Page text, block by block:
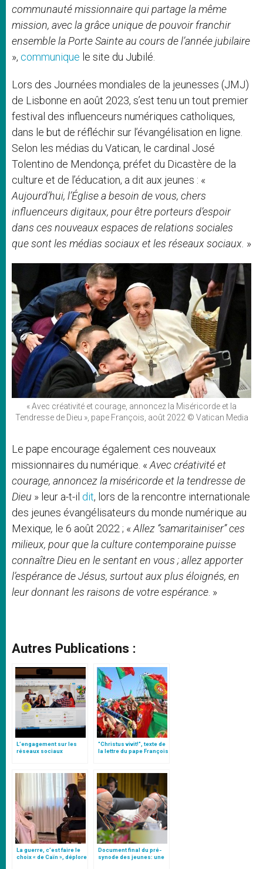
communauté missionnaire qui partage la même
mission, avec la grâce unique de pouvoir franchir
ensemble la Porte Sainte au cours de l’année jubilaire
», communique le site du Jubilé.
Lors des Journées mondiales de la jeunesses (JMJ)
de Lisbonne en août 2023, s’est tenu un tout premier
festival des influenceurs numériques catholiques,
dans le but de réfléchir sur l’évangélisation en ligne.
Selon les médias du Vatican, le cardinal José
Tolentino de Mendonça, préfet du Dicastère de la
culture et de l’éducation, a dit aux jeunes : «
Aujourd’hui, l’Église a besoin de vous, chers
influenceurs digitaux, pour être porteurs d’espoir
dans ces nouveaux espaces de relations sociales
que sont les médias sociaux et les réseaux sociaux. »
« Avec créativité et courage, annoncez la Miséricorde et la
Tendresse de Dieu », pape François, août 2022 © Vatican Media
Le pape encourage également ces nouveaux
missionnaires du numérique. « Avec créativité et
courage, annoncez la miséricorde et la tendresse de
Dieu » leur a-t-il dit, lors de la rencontre internationale
des jeunes évangélisateurs du monde numérique au
Mexique, le 6 août 2022 ; « Allez ‘’samaritainiser’’ ces
milieux, pour que la culture contemporaine puisse
connaître Dieu en le sentant en vous ; allez apporter
l’espérance de Jésus, surtout aux plus éloignés, en
leur donnant les raisons de votre espérance . »
Autres Publications :
L’engagement sur les
réseaux sociaux
"Christus vivit!", texte de
la lettre du pape François
La guerre, c’est faire le
choix « de Caïn », déplore
Document final du pré-
synode des jeunes: une